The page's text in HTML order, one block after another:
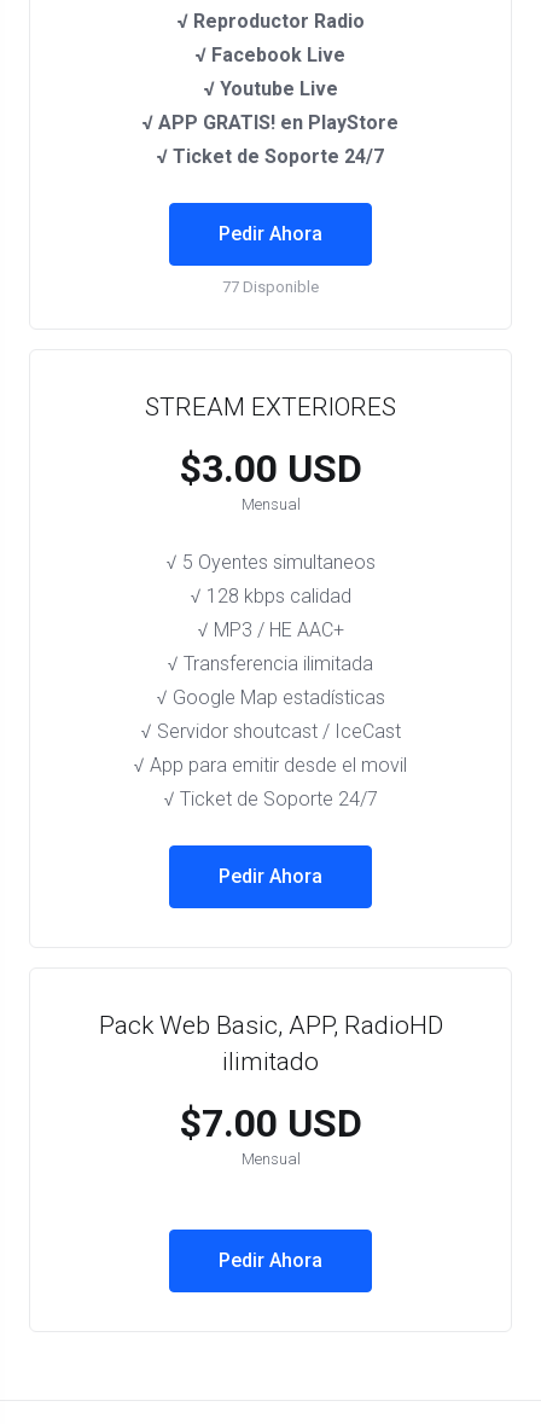
√ Reproductor Radio
√ Facebook Live
√ Youtube Live
√ APP GRATIS! en PlayStore
√ Ticket de Soporte 24/7
Pedir Ahora
77 Disponible
STREAM EXTERIORES
$3.00 USD
Mensual
√ 5 Oyentes simultaneos
√ 128 kbps calidad
√ MP3 / HE AAC+
√ Transferencia ilimitada
√ Google Map estadísticas
√ Servidor shoutcast / IceCast
√ App para emitir desde el movil
√ Ticket de Soporte 24/7
Pedir Ahora
Pack Web Basic, APP, RadioHD
ilimitado
$7.00 USD
Mensual
Pedir Ahora